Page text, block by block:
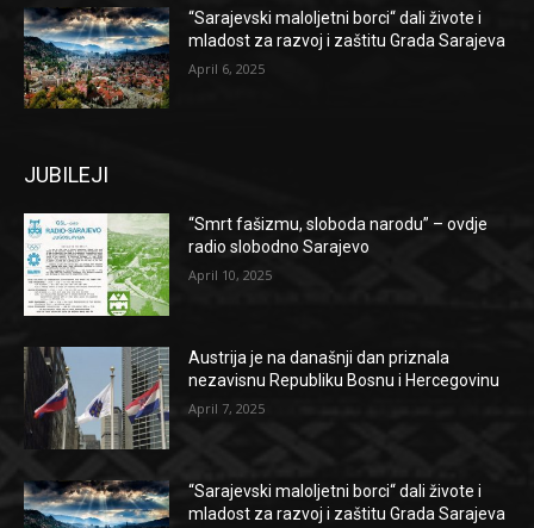
“Sarajevski maloljetni borci“ dali živote i
mladost za razvoj i zaštitu Grada Sarajeva
April 6, 2025
JUBILEJI
“Smrt fašizmu, sloboda narodu” – ovdje
radio slobodno Sarajevo
April 10, 2025
Austrija je na današnji dan priznala
nezavisnu Republiku Bosnu i Hercegovinu
April 7, 2025
“Sarajevski maloljetni borci“ dali živote i
mladost za razvoj i zaštitu Grada Sarajeva